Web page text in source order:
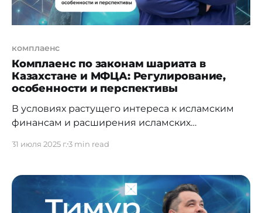
комплаенс
Комплаенс по законам шариата в
Казахстане и МФЦА: Регулирование,
особенности и перспективы
В условиях растущего интереса к исламским
финансам и расширения исламских
исламского мира особую значимость
(Shariah Compliance). Казахстан,
позиционирующий себя как региональный
финансовый хаб, уже сделал важные шаги в
31 июля 2025 г.3 min read